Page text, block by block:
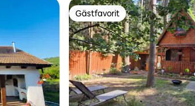
Gästfavorit
Gästfavorit